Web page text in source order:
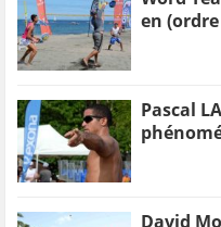
en
Pascal
David